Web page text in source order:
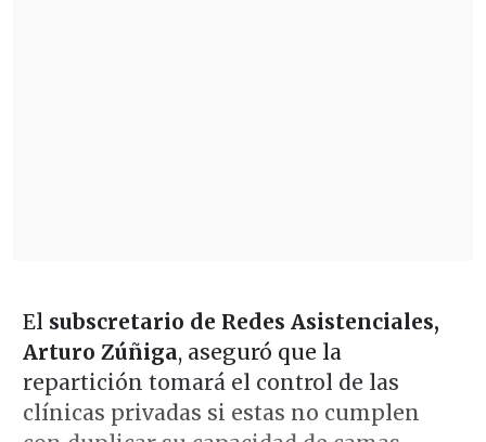
El subscretario de Redes Asistenciales,
Arturo Zúñiga, aseguró que la
repartición tomará el control de las
clínicas privadas si estas no cumplen